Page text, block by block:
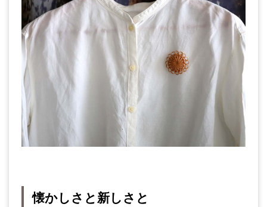
懐かしさと新しさと